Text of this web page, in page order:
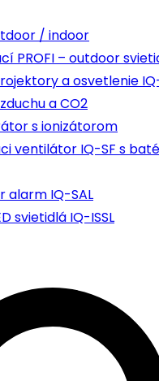
/ indoor
PROFI – outdoor
a osvetlenie
a CO2
s ionizátorom
ventilátor IQ-SF s
alarm IQ-SAL
svietidlá IQ-ISSL